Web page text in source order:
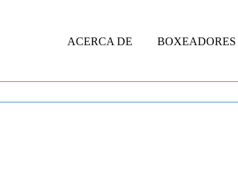
ACERCA DE BOXEADORES